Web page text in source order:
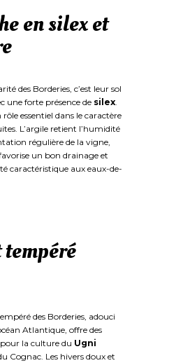
en silex et
des Borderies, c’est leur sol
une forte présence de silex.
essentiel dans le caractère
L’argile retient l’humidité
régulière de la vigne,
un bon drainage et
caractéristique aux eaux-de-
des Borderies, adouci
Atlantique, offre des
la culture du Ugni
Cognac. Les hivers doux et